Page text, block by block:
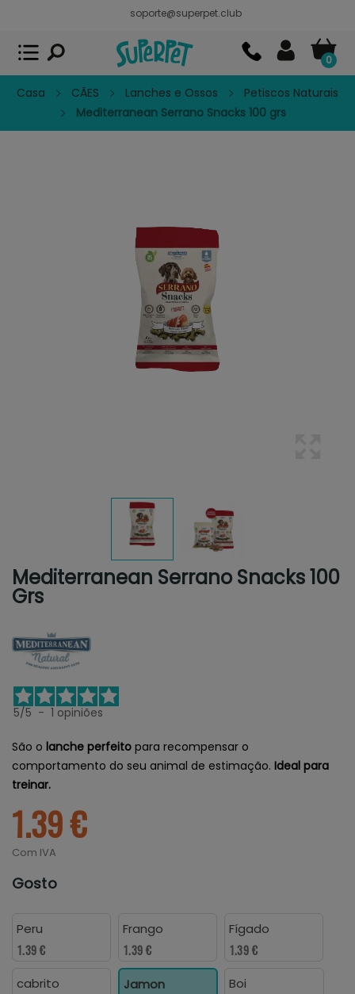
soporte@superpet.club
0
Casa CÃES Lanches e Ossos
Petiscos Naturais
Mediterranean Serrano Snacks 100 grs
Mediterranean Serrano Snacks 100
Grs
5/5 - 1 opiniões
São o lanche perfeito para recompensar o
comportamento do seu animal de estimação. Ideal para
treinar.
1.39 €
Com IVA
Gosto
Peru
1.39 €
Frango
1.39 €
Fígado
1.39 €
cabrito
Jamon
Boi
Superpet, comida para mascotas
APP GRATIS - En Google Play